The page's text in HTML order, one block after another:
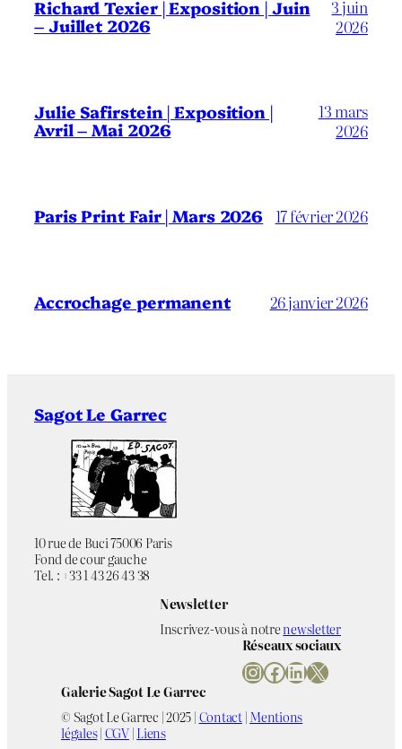
Richard Texier | Exposition | Juin
– Juillet 2026
3 juin
2026
Julie Safirstein | Exposition |
Avril – Mai 2026
13 mars
2026
Paris Print Fair | Mars 2026 17 février 2026
Accrochage permanent 26 janvier 2026
Sagot Le Garrec
10 rue de Buci 75006 Paris
Fond de cour gauche
Tel. : +33 1 43 26 43 38
Newsletter
Inscrivez-vous à notrenewsletter
Réseaux sociaux
InstagramFacebook LinkedIn X
Galerie Sagot Le Garrec
© Sagot Le Garrec | 2025 |Contact|Mentions
légales|CGV|Liens